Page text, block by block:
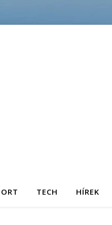
TECH HÍREK